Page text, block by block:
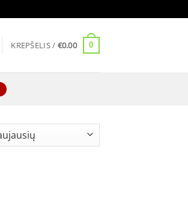
KREPŠELIS / €0.00 0